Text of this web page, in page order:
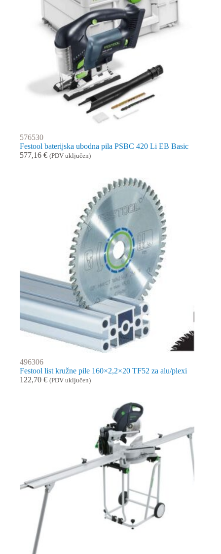
576530
Festool baterijska ubodna pila PSBC 420 Li EB Basic
577,16 € (PDV uključen)
496306
Festool list kružne pile 160×2,2×20 TF52 za alu/plexi
122,70 € (PDV uključen)